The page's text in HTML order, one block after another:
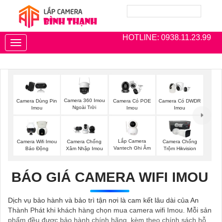
HOTLINE: 0938.11.23.99
Toggle
navigation
Camera Dùng Pin
Imou
Camera 360 Imou
Ngoài Trời
Camera Có POE
Imou
Camera Có DWDR
Imou
Camera Wifi Imou
Báo Động
Camera Chống
Xâm Nhập Imou
Lắp Camera
Vantech Ghi Âm
Camera Chống
Trộm Hikvision
BÁO GIÁ CAMERA WIFI IMOU
Dịch vụ bảo hành và bảo trì tận nơi là cam kết lâu dài của An
Thành Phát khi khách hàng chọn mua camera wifi Imou. Mỗi sản
phẩm đều được bảo hành chính hãng, kèm theo chính sách hỗ